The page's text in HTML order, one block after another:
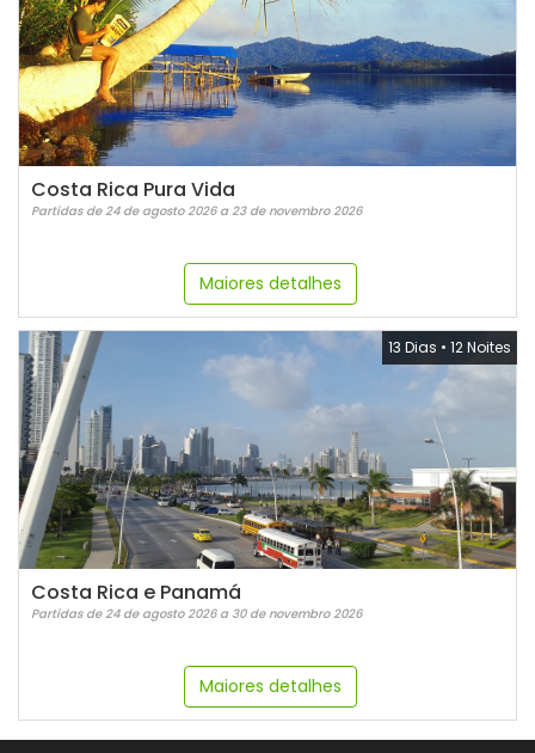
Costa Rica Pura Vida
Partidas de 24 de agosto 2026 a 23 de novembro 2026
Maiores detalhes
13 Dias • 12 Noites
Costa Rica e Panamá
Partidas de 24 de agosto 2026 a 30 de novembro 2026
Maiores detalhes